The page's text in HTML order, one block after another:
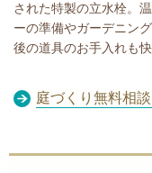
された特製の立水栓。
ーの準備やガーデニン
後の道具のお手入れも快
庭づくり無料相